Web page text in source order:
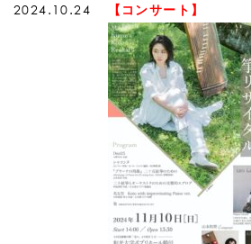
2024.10.24 【コンサート】